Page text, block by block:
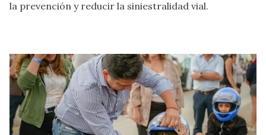
la prevención y reducir la siniestralidad vial.